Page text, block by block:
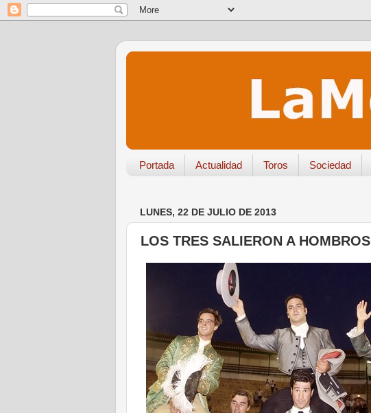
Portada Actualidad Toros Sociedad
LUNES, 22 DE JULIO DE 2013
LOS TRES SALIERON A HOMBROS